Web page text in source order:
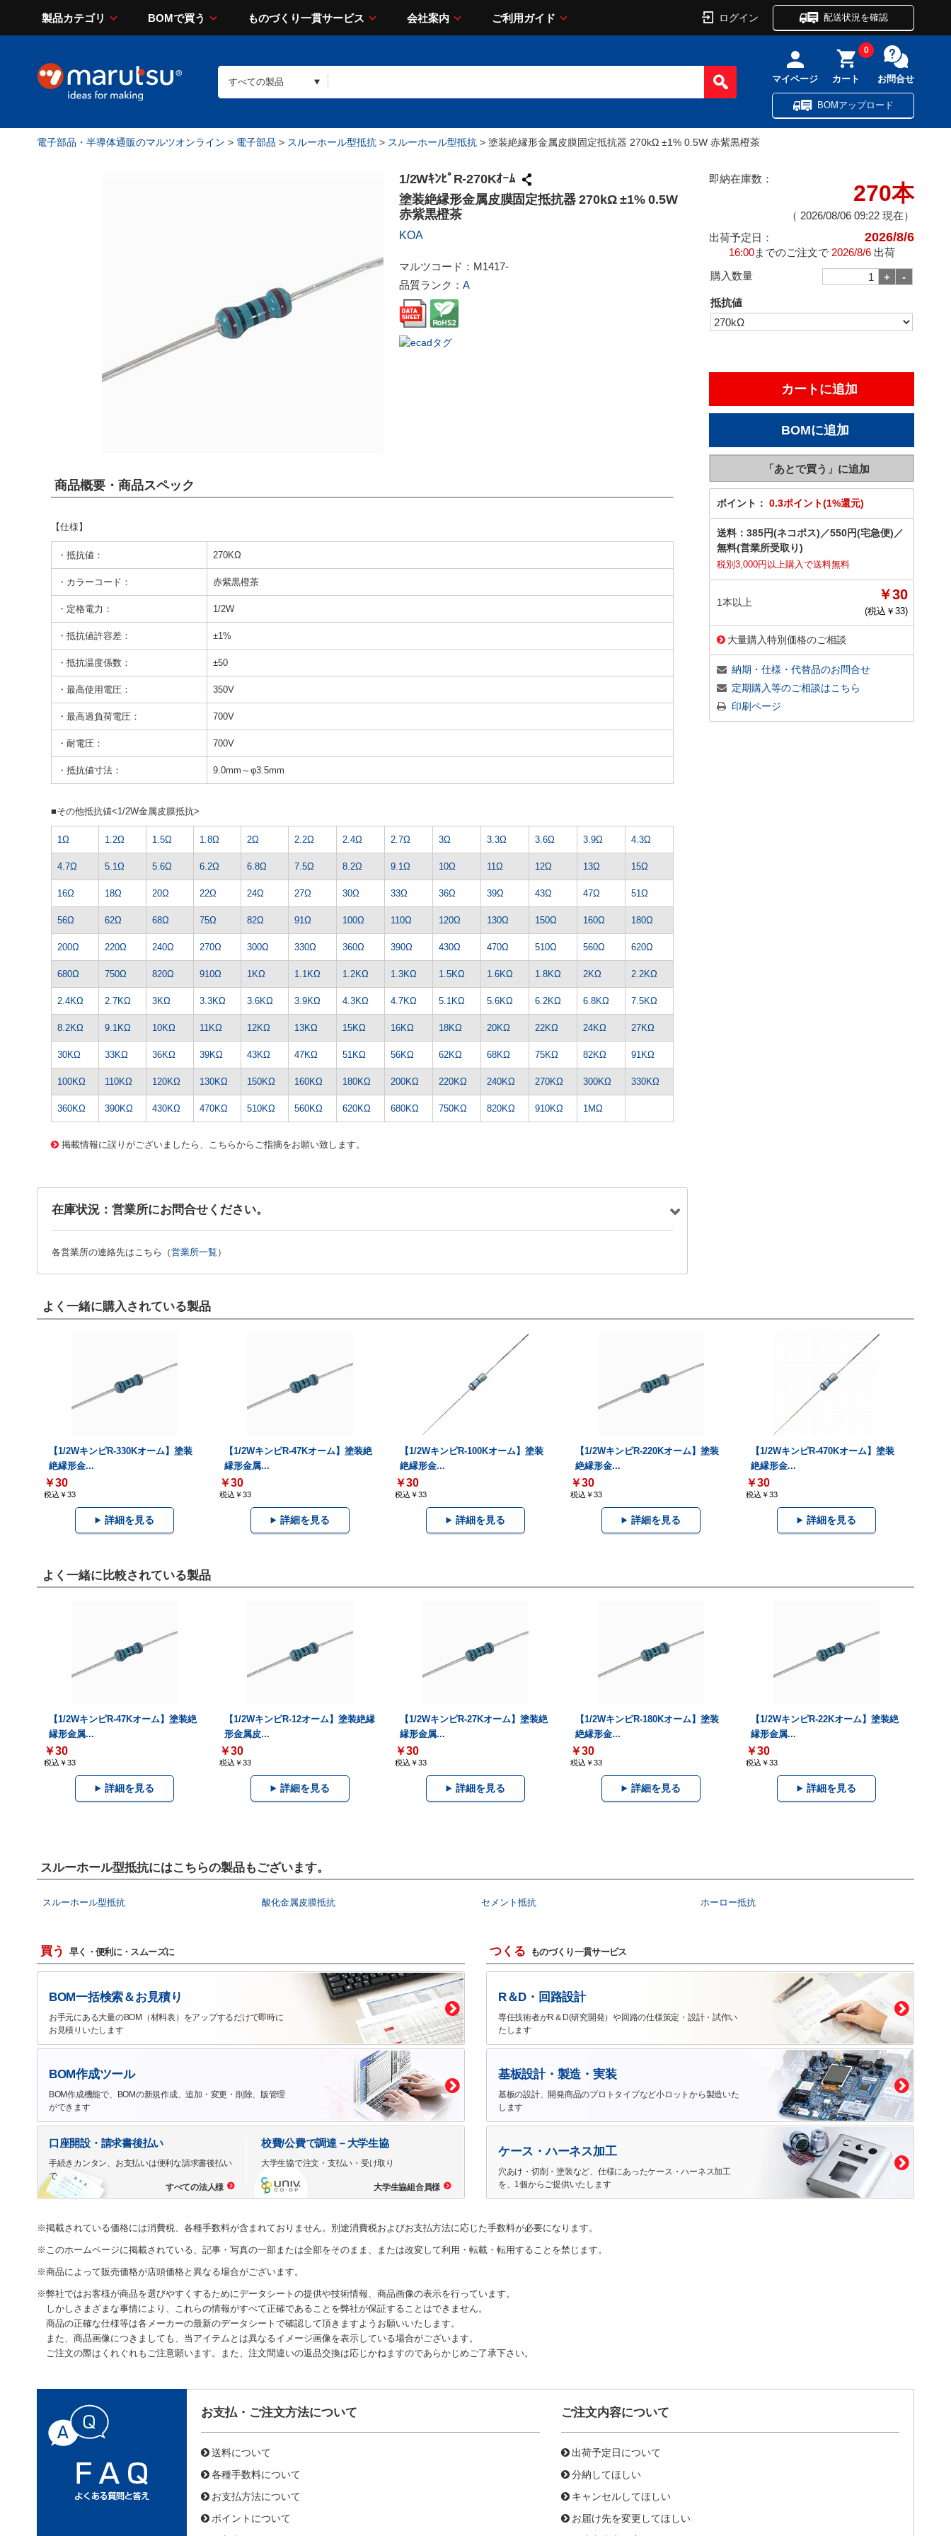
製品カテゴリ BOMで買う ものづくり一貫サービス 会社案内 ご利用ガイド ログイン 配送状況を確認
マイページ カート
0
お問合せ
BOMアップロード
電子部品・半導体通販のマルツオンライン > 電子部品 > スルーホール型抵抗 > スルーホール型抵抗 > 塗装絶縁形金属皮膜固定抵抗器 270kΩ ±1% 0.5W 赤紫黒橙茶
1/2WｷﾝﾋﾟR-270Kｵｰﾑ
塗装絶縁形金属皮膜固定抵抗器 270kΩ ±1% 0.5W
赤紫黒橙茶
KOA
マルツコード： M1417-
品質ランク： A
即納在庫数：
270本
（ 2026/08/06 09:22 現在）
出荷予定日：
2026/8/6
16:00までのご注文で 2026/8/6出荷
購入数量
抵抗値
ポイント： 0.3ポイント(1%還元)
送料： 385円(ネコポス) ／550円(宅急便) ／
無料(営業所受取り)
税別3,000円以上購入で送料無料
1本以上 ￥30
(税込￥ 33)
大量購入特別価格のご相談
納期・仕様・代替品のお問合せ
定期購入等のご相談はこちら
印刷ページ
商品概要・商品スペック
【仕様】
・抵抗値： 270KΩ
・カラーコード： 赤紫黒橙茶
・定格電力： 1/2W
・抵抗値許容差： ±1%
・抵抗温度係数： ±50
・最高使用電圧： 350V
・最高過負荷電圧： 700V
・耐電圧： 700V
・抵抗値寸法： 9.0mm～φ3.5mm
■その他抵抗値<1/2W金属皮膜抵抗>
1Ω 1.2Ω 1.5Ω 1.8Ω 2Ω 2.2Ω 2.4Ω 2.7Ω 3Ω 3.3Ω 3.6Ω 3.9Ω 4.3Ω
4.7Ω 5.1Ω 5.6Ω 6.2Ω 6.8Ω 7.5Ω 8.2Ω 9.1Ω 10Ω 11Ω 12Ω 13Ω 15Ω
16Ω 18Ω 20Ω 22Ω 24Ω 27Ω 30Ω 33Ω 36Ω 39Ω 43Ω 47Ω 51Ω
56Ω 62Ω 68Ω 75Ω 82Ω 91Ω 100Ω 110Ω 120Ω 130Ω 150Ω 160Ω 180Ω
200Ω 220Ω 240Ω 270Ω 300Ω 330Ω 360Ω 390Ω 430Ω 470Ω 510Ω 560Ω 620Ω
680Ω 750Ω 820Ω 910Ω 1KΩ 1.1KΩ 1.2KΩ 1.3KΩ 1.5KΩ 1.6KΩ 1.8KΩ 2KΩ 2.2KΩ
2.4KΩ 2.7KΩ 3KΩ 3.3KΩ 3.6KΩ 3.9KΩ 4.3KΩ 4.7KΩ 5.1KΩ 5.6KΩ 6.2KΩ 6.8KΩ 7.5KΩ
8.2KΩ 9.1KΩ 10KΩ 11KΩ 12KΩ 13KΩ 15KΩ 16KΩ 18KΩ 20KΩ 22KΩ 24KΩ 27KΩ
30KΩ 33KΩ 36KΩ 39KΩ 43KΩ 47KΩ 51KΩ 56KΩ 62KΩ 68KΩ 75KΩ 82KΩ 91KΩ
100KΩ 110KΩ 120KΩ 130KΩ 150KΩ 160KΩ 180KΩ 200KΩ 220KΩ 240KΩ 270KΩ 300KΩ 330KΩ
360KΩ 390KΩ 430KΩ 470KΩ 510KΩ 560KΩ 620KΩ 680KΩ 750KΩ 820KΩ 910KΩ
1MΩ
掲載情報に誤りがございましたら、こちらからご指摘をお願い致します。
在庫状況：営業所にお問合せください。
各営業所の連絡先はこちら（営業所一覧 ）
よく一緒に購入されている製品
【1/2WキンピR-330Kオーム】塗装
絶縁形金...
￥30
税込￥33
詳細を見る
【1/2WキンピR-47Kオーム】塗装絶
縁形金属...
￥30
税込￥33
詳細を見る
【1/2WキンピR-100Kオーム】塗装
絶縁形金...
￥30
税込￥33
詳細を見る
【1/2WキンピR-220Kオーム】塗装
絶縁形金...
￥30
税込￥33
詳細を見る
【1/2WキンピR-470Kオーム】塗装
絶縁形金...
￥30
税込￥33
詳細を見る
よく一緒に比較されている製品
【1/2WキンピR-47Kオーム】塗装絶
縁形金属...
￥30
税込￥33
詳細を見る
【1/2WキンピR-12オーム】塗装絶縁
形金属皮...
￥30
税込￥33
詳細を見る
【1/2WキンピR-27Kオーム】塗装絶
縁形金属...
￥30
税込￥33
詳細を見る
【1/2WキンピR-180Kオーム】塗装
絶縁形金...
￥30
税込￥33
詳細を見る
【1/2WキンピR-22Kオーム】塗装絶
縁形金属...
￥30
税込￥33
詳細を見る
スルーホール型抵抗にはこちらの製品もございます。
スルーホール型抵抗 酸化金属皮膜抵抗 セメント抵抗 ホーロー抵抗
買う 早く・便利に・スムーズに
BOM一括検索＆お見積り
お手元にある大量のBOM（材料表）をアップするだけで即時に
お見積りいたします
BOM作成ツール
BOM作成機能で、BOMの新規作成、追加・変更・削除、版管理
ができます
口座開設・請求書後払い
手続きカンタン、お支払いは便利な請求書後払い
で
すべての法人様
校費/公費で調達－大学生協
大学生協で注文・支払い・受け取り
大学生協組合員様
つくる ものづくり一貫サービス
R＆D・回路設計
専任技術者がR＆D(研究開発）や回路の仕様策定・設計・試作い
たします
基板設計・製造・実装
基板の設計、開発商品のプロトタイプなど小ロットから製造いた
します
ケース・ハーネス加工
穴あけ・切削・塗装など、仕様にあったケース・ハーネス加工
を、1個からご提供いたします
※掲載されている価格には消費税、各種手数料が含まれておりません。別途消費税およびお支払方法に応じた手数料が必要になります。
※このホームページに掲載されている、記事・写真の一部または全部をそのまま、または改変して利用・転載・転用することを禁じます。
※商品によって販売価格が店頭価格と異なる場合がございます。
※弊社ではお客様が商品を選びやすくするためにデータシートの提供や技術情報、商品画像の表示を行っています。
しかしさまざまな事情により、これらの情報がすべて正確であることを弊社が保証することはできません。
商品の正確な仕様等は各メーカーの最新のデータシートで確認して頂きますようお願いいたします。
また、商品画像につきましても、当アイテムとは異なるイメージ画像を表示している場合がございます。
ご注文の際はくれぐれもご注意願います。また、注文間違いの返品交換は応じかねますのであらかじめご了承下さい。
お支払・ご注文方法について
送料について
各種手数料について
お支払方法について
ポイントについて
ご注文内容について
出荷予定日について
分納してほしい
キャンセルしてほしい
お届け先を変更してほしい